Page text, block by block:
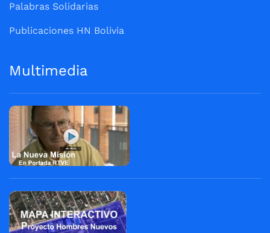
Palabras Solidarias
Publicaciones HN Bolivia
Multimedia